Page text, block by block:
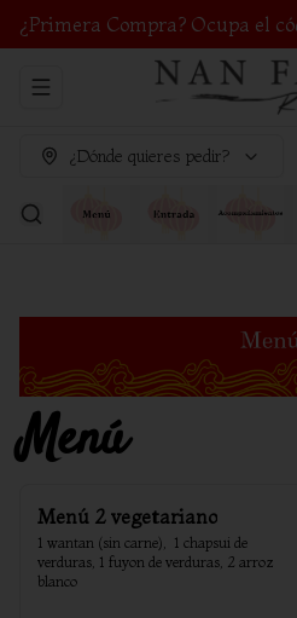
¿Primera Compra? Ocupa el
Abrir menu de navegación
¿Dónde quieres pedir?
Menú
Menú 2 vegetariano
1 wantan (sin carne),  1 chapsui de
verduras, 1 fuyon de verduras, 2 arroz
blanco